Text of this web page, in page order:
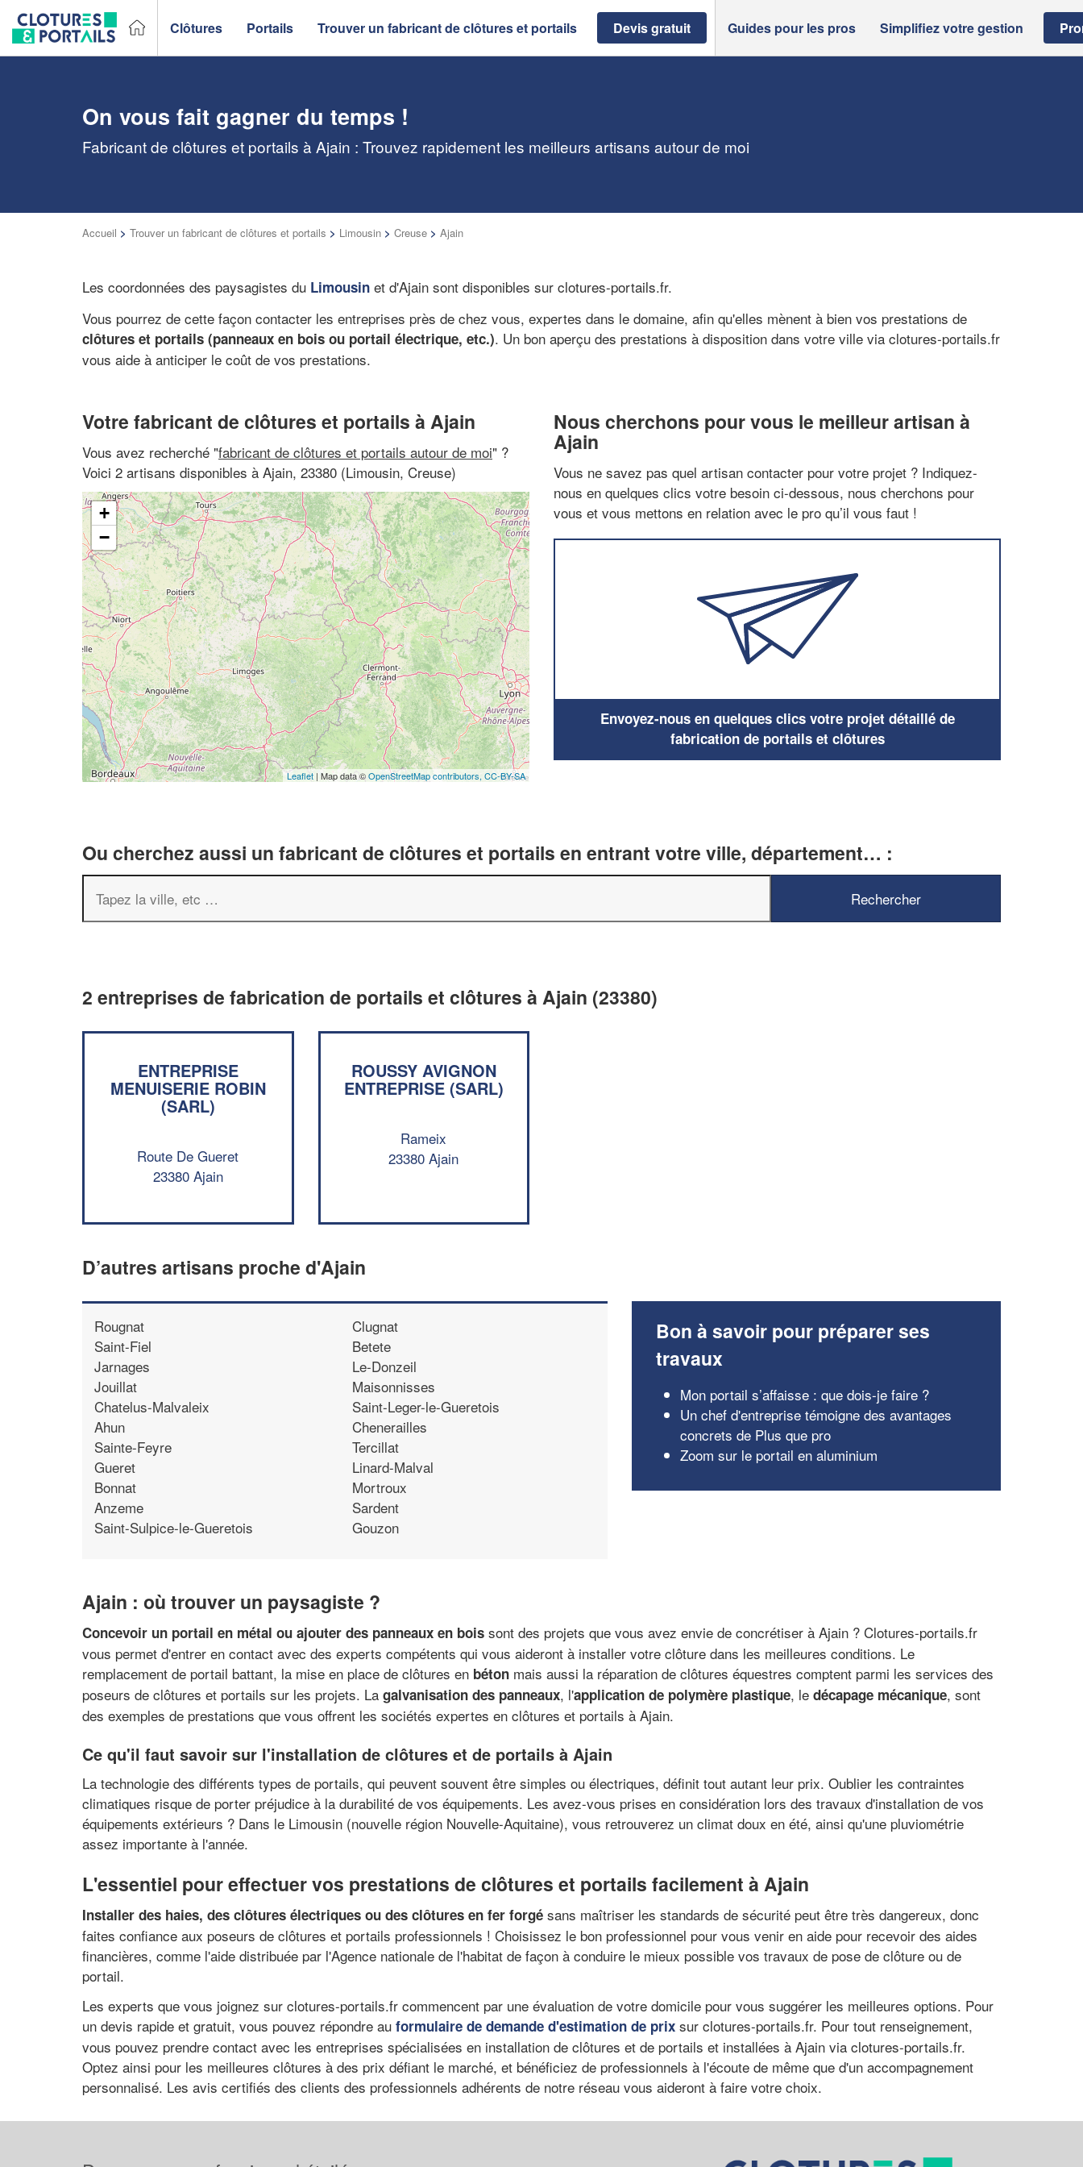
Clôtures Portails Trouver un fabricant de clôtures et portails Devis gratuit Guides pour les pros Simplifiez votre gestion
On vous fait gagner du temps !
Fabricant de clôtures et portails à Ajain : Trouvez rapidement les meilleurs artisans autour de moi
Accueil > Trouver un fabricant de clôtures et portails > Limousin > Creuse > Ajain
Les coordonnées des paysagistes du Limousin et d'Ajain sont disponibles sur clotures-portails.fr.
Vous pourrez de cette façon contacter les entreprises près de chez vous, expertes dans le domaine, afin qu'elles mènent à bien vos prestations de
clôtures et portails (panneaux en bois ou portail électrique, etc.). Un bon aperçu des prestations à disposition dans votre ville via clotures-portails.fr
vous aide à anticiper le coût de vos prestations.
Votre fabricant de clôtures et portails à Ajain
Vous avez recherché "fabricant de clôtures et portails autour de moi" ?
Voici 2 artisans disponibles à Ajain, 23380 (Limousin, Creuse)
+
−
Leaflet | Map data ©OpenStreetMap contributors, CC-BY-SA
Nous cherchons pour vous le meilleur artisan à
Ajain
Vous ne savez pas quel artisan contacter pour votre projet ? Indiquez-
nous en quelques clics votre besoin ci-dessous, nous cherchons pour
vous et vous mettons en relation avec le pro qu’il vous faut !
Envoyez-nous en quelques clics votre projet détaillé de
fabrication de portails et clôtures
Ou cherchez aussi un fabricant de clôtures et portails en entrant votre ville, département… :
2 entreprises de fabrication de portails et clôtures à Ajain (23380)
ENTREPRISE
MENUISERIE ROBIN
(SARL)
Route De Gueret
23380 Ajain
ROUSSY AVIGNON
ENTREPRISE (SARL)
Rameix
23380 Ajain
D’autres artisans proche d'Ajain
Rougnat
Saint-Fiel
Jarnages
Jouillat
Chatelus-Malvaleix
Ahun
Sainte-Feyre
Gueret
Bonnat
Anzeme
Saint-Sulpice-le-Gueretois
Clugnat
Betete
Le-Donzeil
Maisonnisses
Saint-Leger-le-Gueretois
Chenerailles
Tercillat
Linard-Malval
Mortroux
Sardent
Gouzon
Bon à savoir pour préparer ses
travaux
Mon portail s’affaisse : que dois-je faire ?
Un chef d'entreprise témoigne des avantages
concrets de Plus que pro
Zoom sur le portail en aluminium
Ajain : où trouver un paysagiste ?
Concevoir un portail en métal ou ajouter des panneaux en bois sont des projets que vous avez envie de concrétiser à Ajain ? Clotures-portails.fr
vous permet d'entrer en contact avec des experts compétents qui vous aideront à installer votre clôture dans les meilleures conditions. Le
remplacement de portail battant, la mise en place de clôtures en béton mais aussi la réparation de clôtures équestres comptent parmi les services des
poseurs de clôtures et portails sur les projets. La galvanisation des panneaux, l'application de polymère plastique, le décapage mécanique, sont
des exemples de prestations que vous offrent les sociétés expertes en clôtures et portails à Ajain.
Ce qu'il faut savoir sur l'installation de clôtures et de portails à Ajain
La technologie des différents types de portails, qui peuvent souvent être simples ou électriques, définit tout autant leur prix. Oublier les contraintes
climatiques risque de porter préjudice à la durabilité de vos équipements. Les avez-vous prises en considération lors des travaux d'installation de vos
équipements extérieurs ? Dans le Limousin (nouvelle région Nouvelle-Aquitaine), vous retrouverez un climat doux en été, ainsi qu'une pluviométrie
assez importante à l'année.
L'essentiel pour effectuer vos prestations de clôtures et portails facilement à Ajain
Installer des haies, des clôtures électriques ou des clôtures en fer forgé sans maîtriser les standards de sécurité peut être très dangereux, donc
faites confiance aux poseurs de clôtures et portails professionnels ! Choisissez le bon professionnel pour vous venir en aide pour recevoir des aides
financières, comme l'aide distribuée par l'Agence nationale de l'habitat de façon à conduire le mieux possible vos travaux de pose de clôture ou de
portail.
Les experts que vous joignez sur clotures-portails.fr commencent par une évaluation de votre domicile pour vous suggérer les meilleures options. Pour
un devis rapide et gratuit, vous pouvez répondre au formulaire de demande d'estimation de prix sur clotures-portails.fr. Pour tout renseignement,
vous pouvez prendre contact avec les entreprises spécialisées en installation de clôtures et de portails et installées à Ajain via clotures-portails.fr.
Optez ainsi pour les meilleures clôtures à des prix défiant le marché, et bénéficiez de professionnels à l'écoute de même que d'un accompagnement
personnalisé. Les avis certifiés des clients des professionnels adhérents de notre réseau vous aideront à faire votre choix.